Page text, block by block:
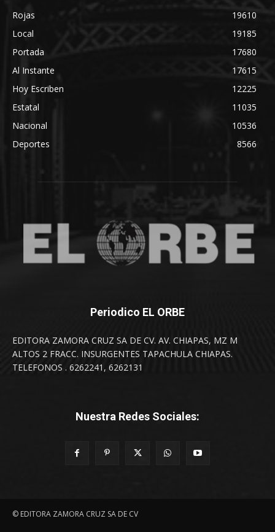
Rojas
19610
Local
19185
Portada
17680
Al Instante
17615
Hoy Escriben
12225
Estatal
11035
Nacional
10536
Deportes
8566
Periodico EL ORBE
EDITORA ZAMORA CRUZ SA DE CV. AV. CHIAPAS, MZ M
ALTOS 2 FRACC. INSURGENTES TAPACHULA CHIAPAS.
TELEFONOS . 6262241, 6262131
Nuestra Redes Sociales:
© EDITORA ZAMORA CRUZ SA DE CV